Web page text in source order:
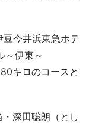
今井浜東急ホテ
～伊東～
キロのコースと
深田聡朗（とし